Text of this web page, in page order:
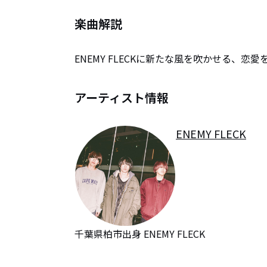
楽曲解説
ENEMY FLECKに新たな風を吹かせる、恋愛
アーティスト情報
ENEMY FLECK
千葉県柏市出身 ENEMY FLECK